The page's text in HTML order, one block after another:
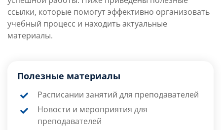
ссылки, которые помогут эффективно организовать
учебный процесс и находить актуальные
материалы.
Полезные материалы
Расписании занятий для преподавателей
Новости и мероприятия для
преподавателей